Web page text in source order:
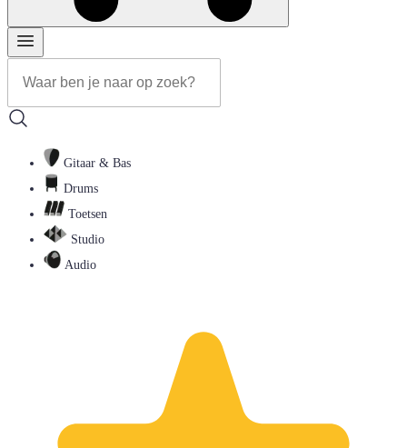
Gitaar & Bas
Drums
Toetsen
Studio
Audio